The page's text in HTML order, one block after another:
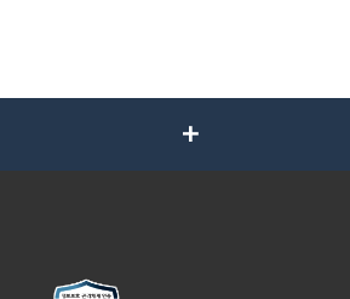
add